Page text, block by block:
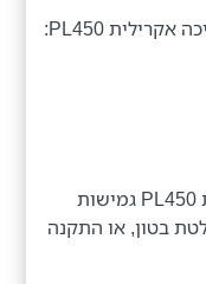
אפשרויות ההתקנה של בריכה אקרילית PL450 גמישות
בטון, או התקנה